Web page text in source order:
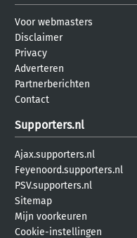
Voor webmasters
Disclaimer
Privacy
Adverteren
Partnerberichten
Contact
Supporters.nl
Ajax.supporters.nl
Feyenoord.supporters.nl
PSV.supporters.nl
Sitemap
Mijn voorkeuren
Cookie-instellingen